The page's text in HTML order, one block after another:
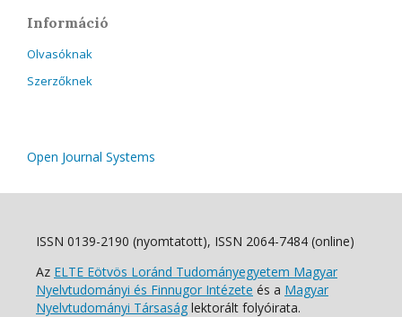
Információ
Olvasóknak
Szerzőknek
Open Journal Systems
ISSN 0139-2190 (nyomtatott), ISSN 2064-7484 (online)
Az ELTE Eötvös Loránd Tudományegyetem Magyar
Nyelvtudományi és Finnugor Intézete és a Magyar
Nyelvtudományi Társaság lektorált folyóirata.